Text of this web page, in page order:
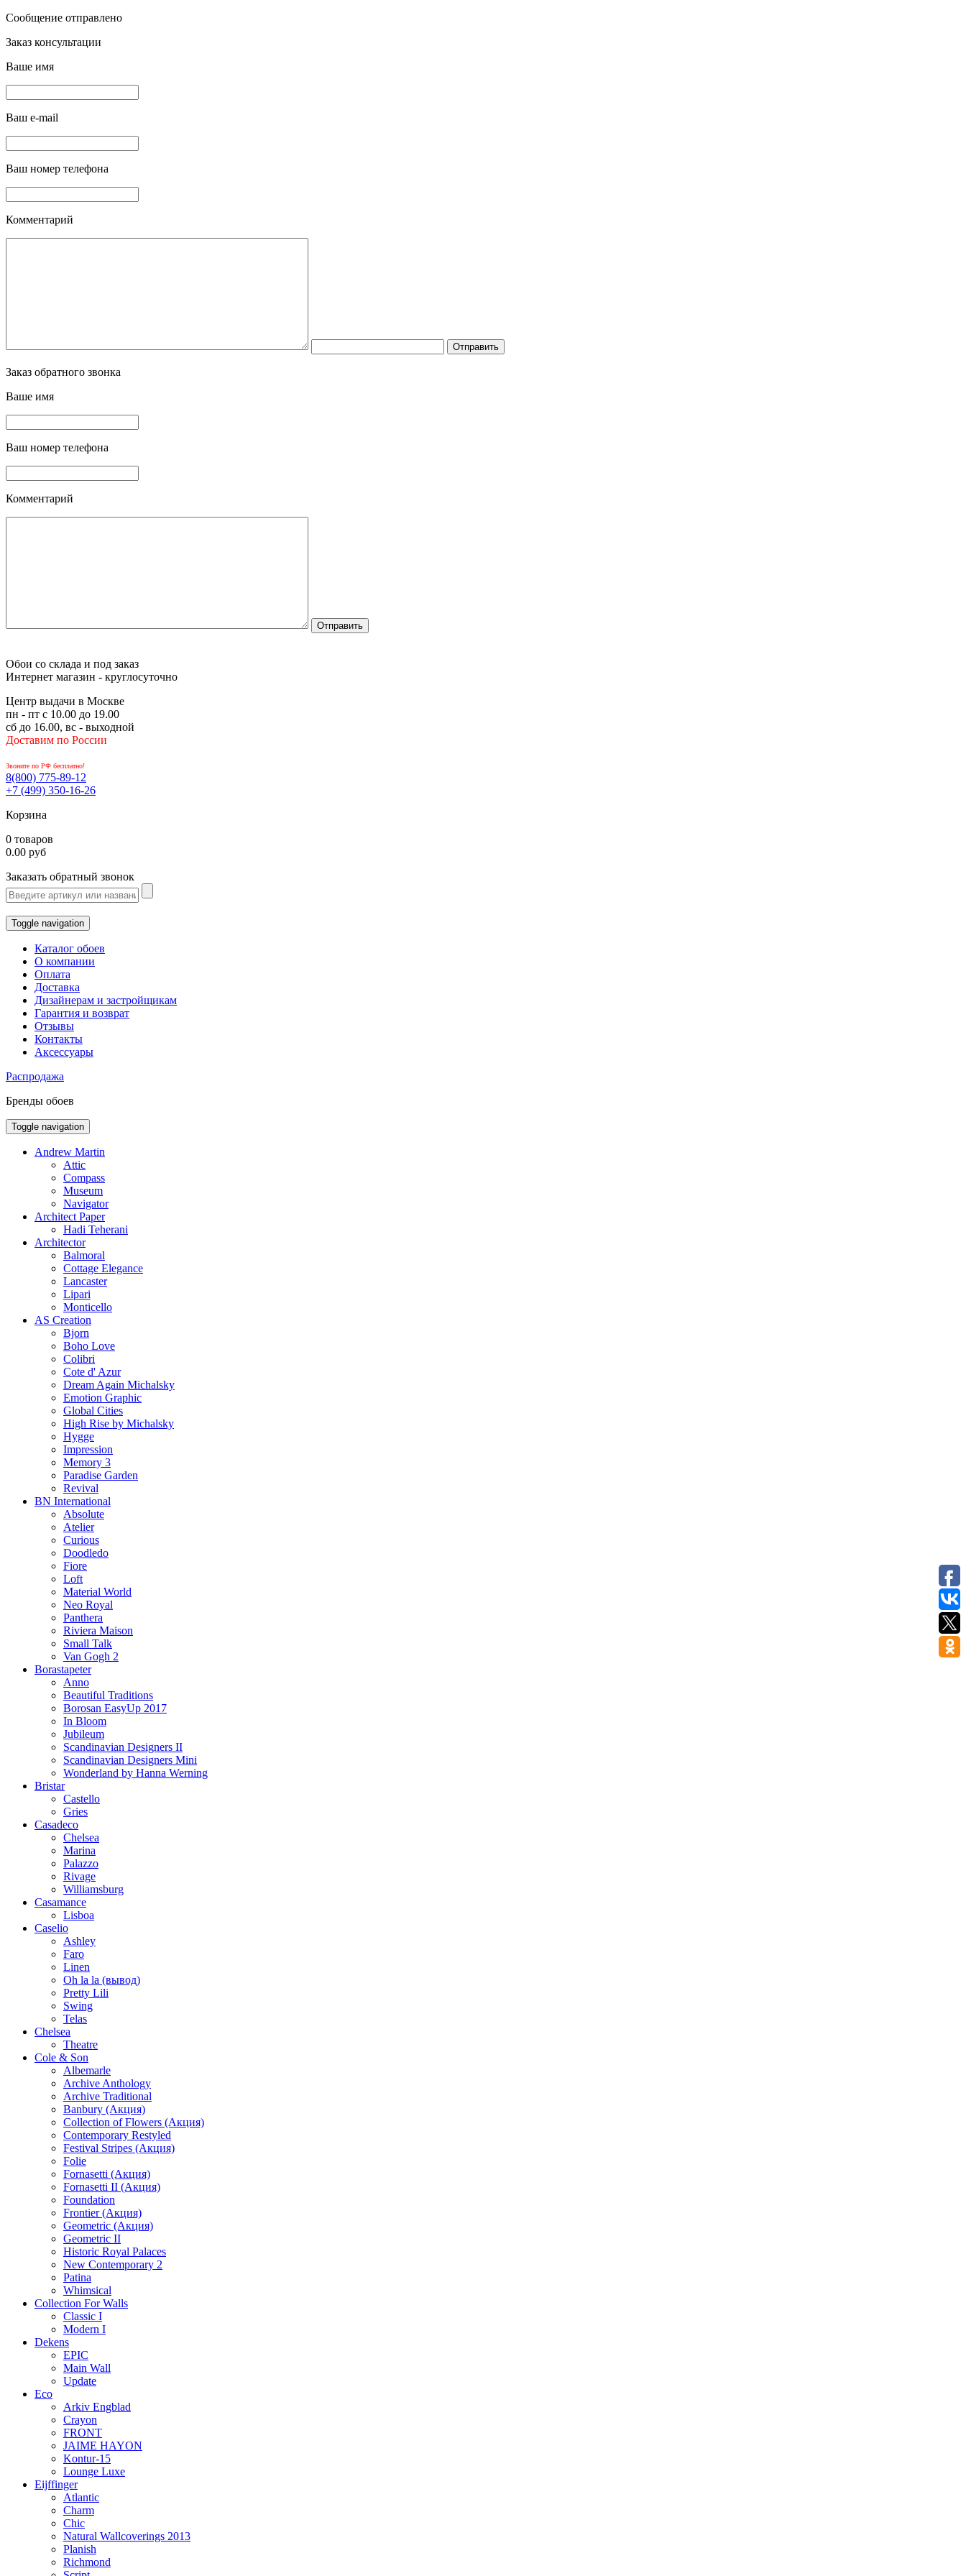
Сообщение отправлено
Заказ консультации
Ваше имя
Ваш e-mail
Ваш номер телефона
Комментарий
Заказ обратного звонка
Ваше имя
Ваш номер телефона
Комментарий
Обои со склада и под заказ
Интернет магазин - круглосуточно
Центр выдачи в Москве
пн - пт с 10.00 до 19.00
сб до 16.00, вс - выходной
Доставим по России
Звоните по РФ бесплатно!
8(800) 775-89-12
+7 (499) 350-16-26
Корзина
0 товаров
0.00 руб
Заказать обратный звонок
Toggle navigation
Каталог обоев
О компании
Оплата
Доставка
Дизайнерам и застройщикам
Гарантия и возврат
Отзывы
Контакты
Аксессуары
Распродажа
Бренды обоев
Toggle navigation
Andrew Martin
Attic
Compass
Museum
Navigator
Architect Paper
Hadi Teherani
Architector
Balmoral
Cottage Elegance
Lancaster
Lipari
Monticello
AS Creation
Bjorn
Boho Love
Colibri
Cote d' Azur
Dream Again Michalsky
Emotion Graphic
Global Cities
High Rise by Michalsky
Hygge
Impression
Memory 3
Paradise Garden
Revival
BN International
Absolute
Atelier
Curious
Doodledo
Fiore
Loft
Material World
Neo Royal
Panthera
Riviera Maison
Small Talk
Van Gogh 2
Borastapeter
Anno
Beautiful Traditions
Borosan EasyUp 2017
In Bloom
Jubileum
Scandinavian Designers II
Scandinavian Designers Mini
Wonderland by Hanna Werning
Bristar
Castello
Gries
Casadeco
Chelsea
Marina
Palazzo
Rivage
Williamsburg
Casamance
Lisboa
Caselio
Ashley
Faro
Linen
Oh la la (вывод)
Pretty Lili
Swing
Telas
Chelsea
Theatre
Cole & Son
Albemarle
Archive Anthology
Archive Traditional
Banbury (Акция)
Collection of Flowers (Акция)
Contemporary Restyled
Festival Stripes (Акция)
Folie
Fornasetti (Акция)
Fornasetti II (Акция)
Foundation
Frontier (Акция)
Geometric (Акция)
Geometric II
Historic Royal Palaces
New Contemporary 2
Patina
Whimsical
Collection For Walls
Classic I
Modern I
Dekens
EPIC
Main Wall
Update
Eco
Arkiv Engblad
Crayon
FRONT
JAIME HAYON
Kontur-15
Lounge Luxe
Eijffinger
Atlantic
Charm
Chic
Natural Wallcoverings 2013
Planish
Richmond